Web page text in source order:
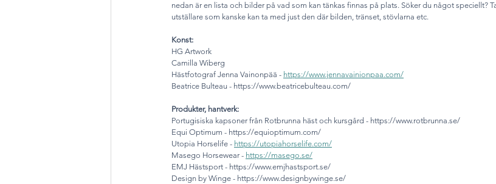
nedan är en lista och bilder på vad som kan tänkas finnas på plats. Söker du något speciellt?
utställare som kanske kan ta med just den där bilden, tränset, stövlarna etc.
Konst:
HG Artwork
Camilla Wiberg
Hästfotograf Jenna Vainonpää - https://www.jennavainionpaa.com/
Beatrice Bulteau - https://www.beatricebulteau.com/
Produkter, hantverk:
Portugisiska kapsoner från Rotbrunna häst och kursgård - https://www.rotbrunna.se/
Equi Optimum - https://equioptimum.com/
Utopia Horselife - https://utopiahorselife.com/
Masego Horsewear - https://masego.se/
EMJ Hästsport - https://www.emjhastsport.se/
Design by Winge - https://www.designbywinge.se/